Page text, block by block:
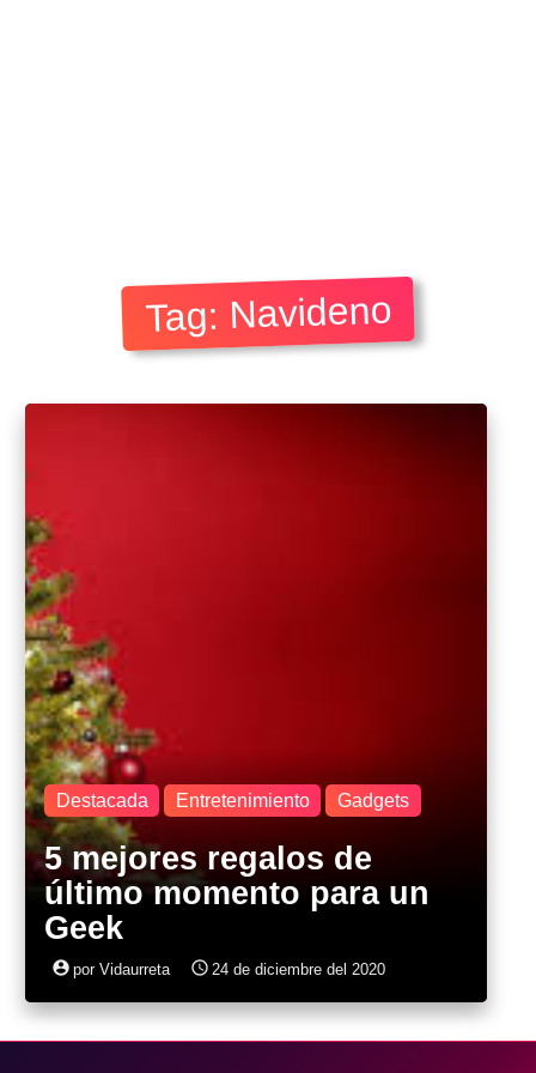
Tag: Navideno
Destacada Entretenimiento Gadgets
5 mejores regalos de
último momento para un
Geek
account_circle por Vidaurreta access_time 24 de diciembre del 2020